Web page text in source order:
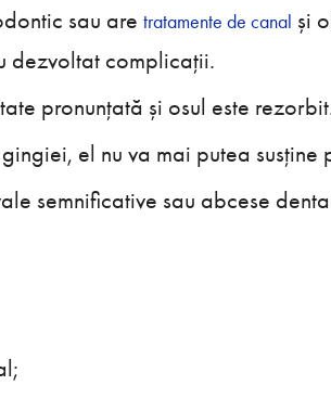
sau are tratamente de canal și
dezvoltat complicații.
pronunțată și osul este
el nu va mai putea susține
semnificative sau abcese